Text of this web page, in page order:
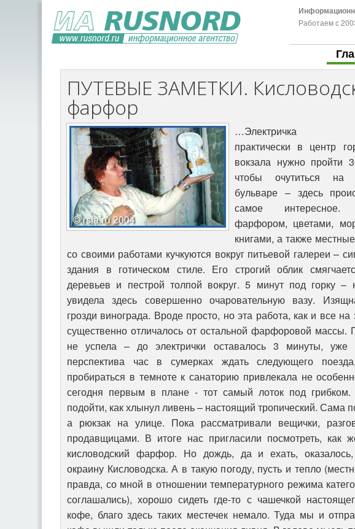
Работаем с
ПУТЕВЫЕ ЗАМЕТКИ.
фарфор
…Электричка
практически в центр
вокзала нужно пройти
чтобы очутиться на
бульваре – здесь
самое интересное.
фарфором, цветами,
книгами, а также
со своими работами кучкуются вокруг питьевой галереи –
здания в готическом стиле. Его строгий облик
деревьев и пестрой толпой вокруг. 5 минут под горку –
увидела здесь совершенно очаровательную вазу.
грозди винограда. Вроде просто, но эта работа, как и все на
существенно отличалось от остальной фарфоровой массы.
не успела – до электрички оставалось 3 минуты, уже
перспектива час в сумерках ждать следующего
пробираться в темноте к санаторию привлекала не
сегодня первым в плане - тот самый лоток под
подойти, как хлынул ливень – настоящий тропический. Сама
а рюкзак на улице. Пока рассматривали вещички,
продавщицами. В итоге нас пригласили посмотреть, как
кисловодский фарфор. Но дождь, да и ехать,
окраину Кисловодска. А в такую погоду, пусть и тепло
правда, со мной в отношении температурного режима
соглашались), хорошо сидеть где-то с чашечкой
кофе, благо здесь таких местечек немало. Туда мы и